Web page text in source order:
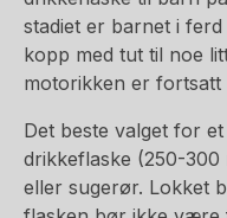
stadiet er barnet i
kopp med tut til noe
motorikken er fortsatt
Det beste valget for
drikkeflaske (250-
eller sugerør. Lokket